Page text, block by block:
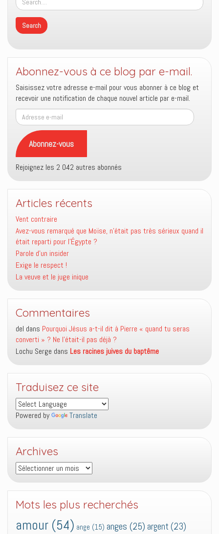
Abonnez-vous à ce blog par e-mail.
Saisissez votre adresse e-mail pour vous abonner à ce blog et
recevoir une notification de chaque nouvel article par e-mail.
Adresse
e-
mail
Abonnez-vous
Rejoignez les 2 042 autres abonnés
Articles récents
Vent contraire
Avez-vous remarqué que Moïse, n’était pas très sérieux quand il
était reparti pour l’Égypte ?
Parole d’un insider
Exige le respect !
La veuve et le juge inique
Commentaires
del dans Pourquoi Jésus a-t-il dit à Pierre « quand tu seras
converti » ? Ne l’était-il pas déjà ?
Lochu Serge dans Les racines juives du baptême
Traduisez ce site
Powered by Translate
Archives
Archives
Mots les plus recherchés
amour (54) ange (15) anges (25) argent (23)